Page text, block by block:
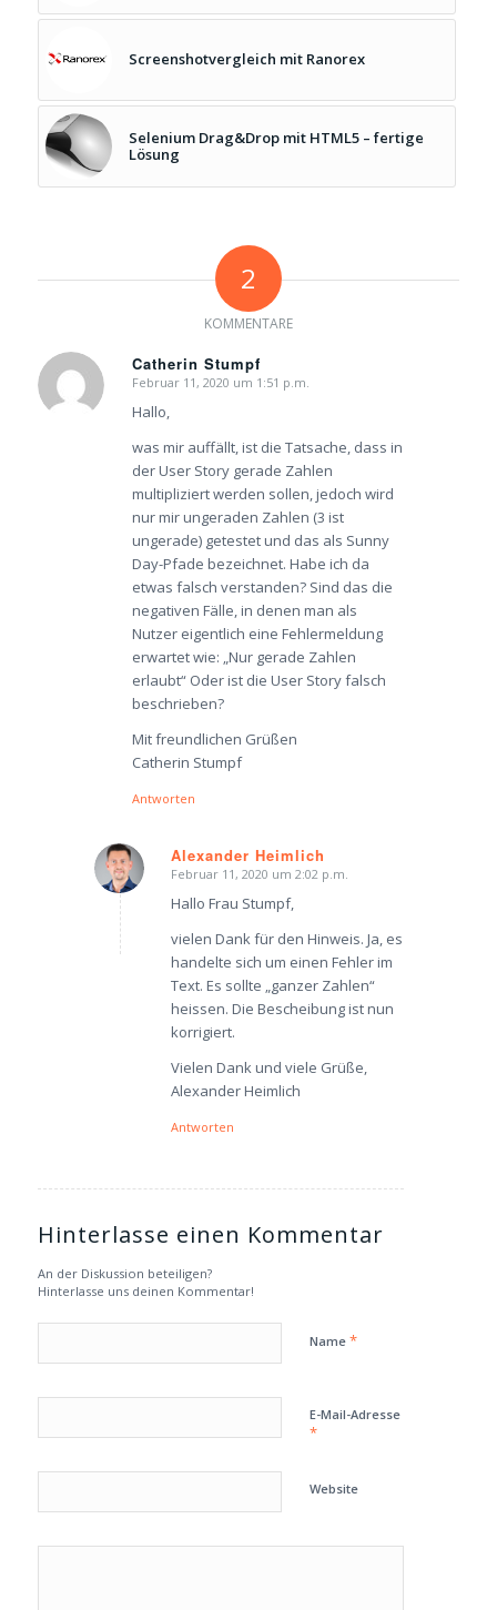
Screenshotvergleich mit Ranorex
Selenium Drag&Drop mit HTML5 – fertige
Lösung
2
KOMMENTARE
Catherin Stumpf
sagte:
Februar 11, 2020 um 1:51 p.m.
Hallo,
was mir auffällt, ist die Tatsache, dass in
der User Story gerade Zahlen
multipliziert werden sollen, jedoch wird
nur mir ungeraden Zahlen (3 ist
ungerade) getestet und das als Sunny
Day-Pfade bezeichnet. Habe ich da
etwas falsch verstanden? Sind das die
negativen Fälle, in denen man als
Nutzer eigentlich eine Fehlermeldung
erwartet wie: „Nur gerade Zahlen
erlaubt“ Oder ist die User Story falsch
beschrieben?
Mit freundlichen Grüßen
Catherin Stumpf
Antworten
Alexander Heimlich
sagte:
Februar 11, 2020 um 2:02 p.m.
Hallo Frau Stumpf,
vielen Dank für den Hinweis. Ja, es
handelte sich um einen Fehler im
Text. Es sollte „ganzer Zahlen“
heissen. Die Bescheibung ist nun
korrigiert.
Vielen Dank und viele Grüße,
Alexander Heimlich
Antworten
Hinterlasse einen Kommentar
An der Diskussion beteiligen?
Hinterlasse uns deinen Kommentar!
Name *
E-Mail-Adresse
*
Website